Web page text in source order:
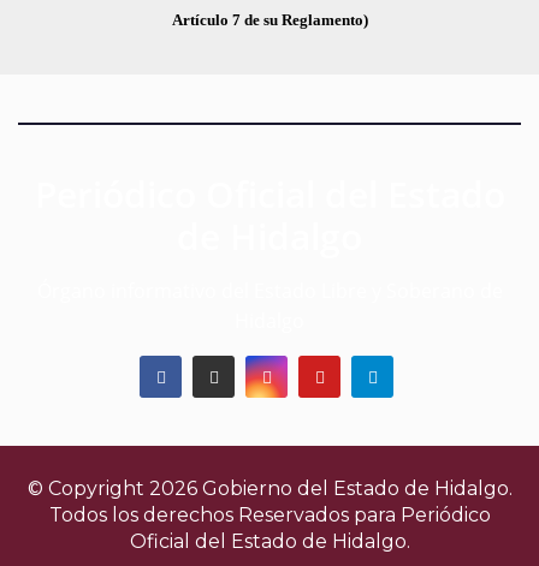
Artículo 7 de su Reglamento)
© Copyright 2026 Gobierno del Estado de Hidalgo.
Todos los derechos Reservados para Periódico
Oficial del Estado de Hidalgo.